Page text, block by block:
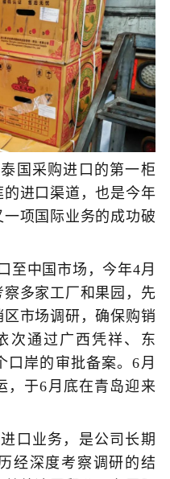
国采购进口的第一柜
进口渠道，也是今年
项国际业务的成功破
至中国市场，今年4月
多家工厂和果园，先
市场调研，确保购销
次通过广西凭祥、东
口岸的审批备案。6月
，于6月底在青岛迎来
口业务，是公司长期
经深度考察调研的结